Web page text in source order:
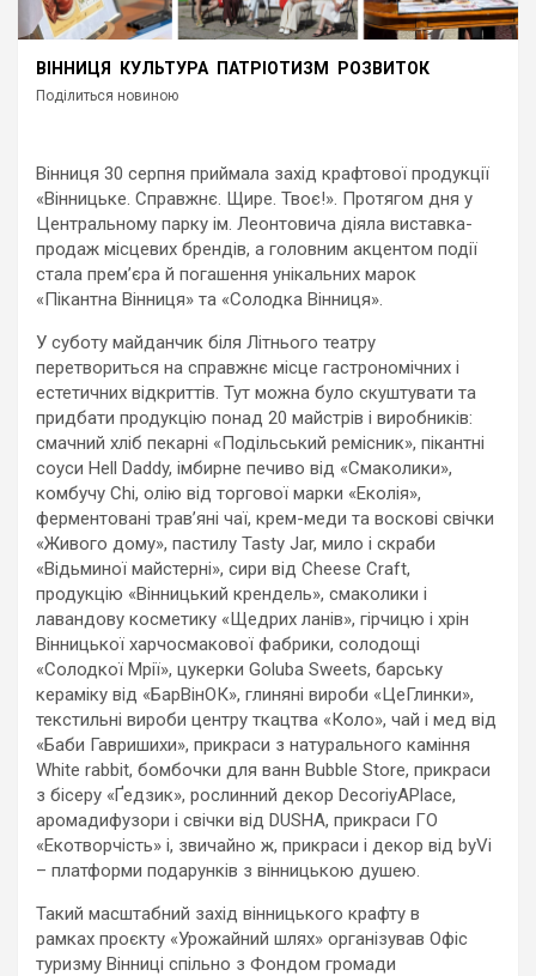
ВІННИЦЯ КУЛЬТУРА ПАТРІОТИЗМ РОЗВИТОК
Поділиться новиною
Вінниця 30 серпня приймала захід крафтової продукції
«Вінницьке. Справжнє. Щире. Твоє!». Протягом дня у
Центральному парку ім. Леонтовича діяла виставка-
продаж місцевих брендів, а головним акцентом події
стала прем’єра й погашення унікальних марок
«Пікантна Вінниця» та «Солодка Вінниця».
У суботу майданчик біля Літнього театру
перетвориться на справжнє місце гастрономічних і
естетичних відкриттів. Тут можна було скуштувати та
придбати продукцію понад 20 майстрів і виробників:
смачний хліб пекарні «Подільський ремісник», пікантні
соуси Hell Daddy, імбирне печиво від «Смаколики»,
комбучу Chi, олію від торгової марки «Еколія»,
ферментовані трав’яні чаї, крем-меди та воскові свічки
«Живого дому», пастилу Tasty Jar, мило і скраби
«Відьминої майстерні», сири від Cheese Craft,
продукцію «Вінницький крендель», смаколики і
лавандову косметику «Щедрих ланів», гірчицю і хрін
Вінницької харчосмакової фабрики, солодощі
«Солодкої Мрії», цукерки Goluba Sweets, барську
кераміку від «БарВінОК», глиняні вироби «ЦеГлинки»,
текстильні вироби центру ткацтва «Коло», чай і мед від
«Баби Гавришихи», прикраси з натурального каміння
White rabbit, бомбочки для ванн Bubble Store, прикраси
з бісеру «Ґедзик», рослинний декор DecoriyAPlace,
аромадифузори і свічки від DUSHA, прикраси ГО
«Екотворчість» і, звичайно ж, прикраси і декор від byVi
– платформи подарунків з вінницькою душею.
Такий масштабний захід вінницького крафту в
рамках проєкту «Урожайний шлях» організував Офіс
туризму Вінниці спільно з Фондом громади